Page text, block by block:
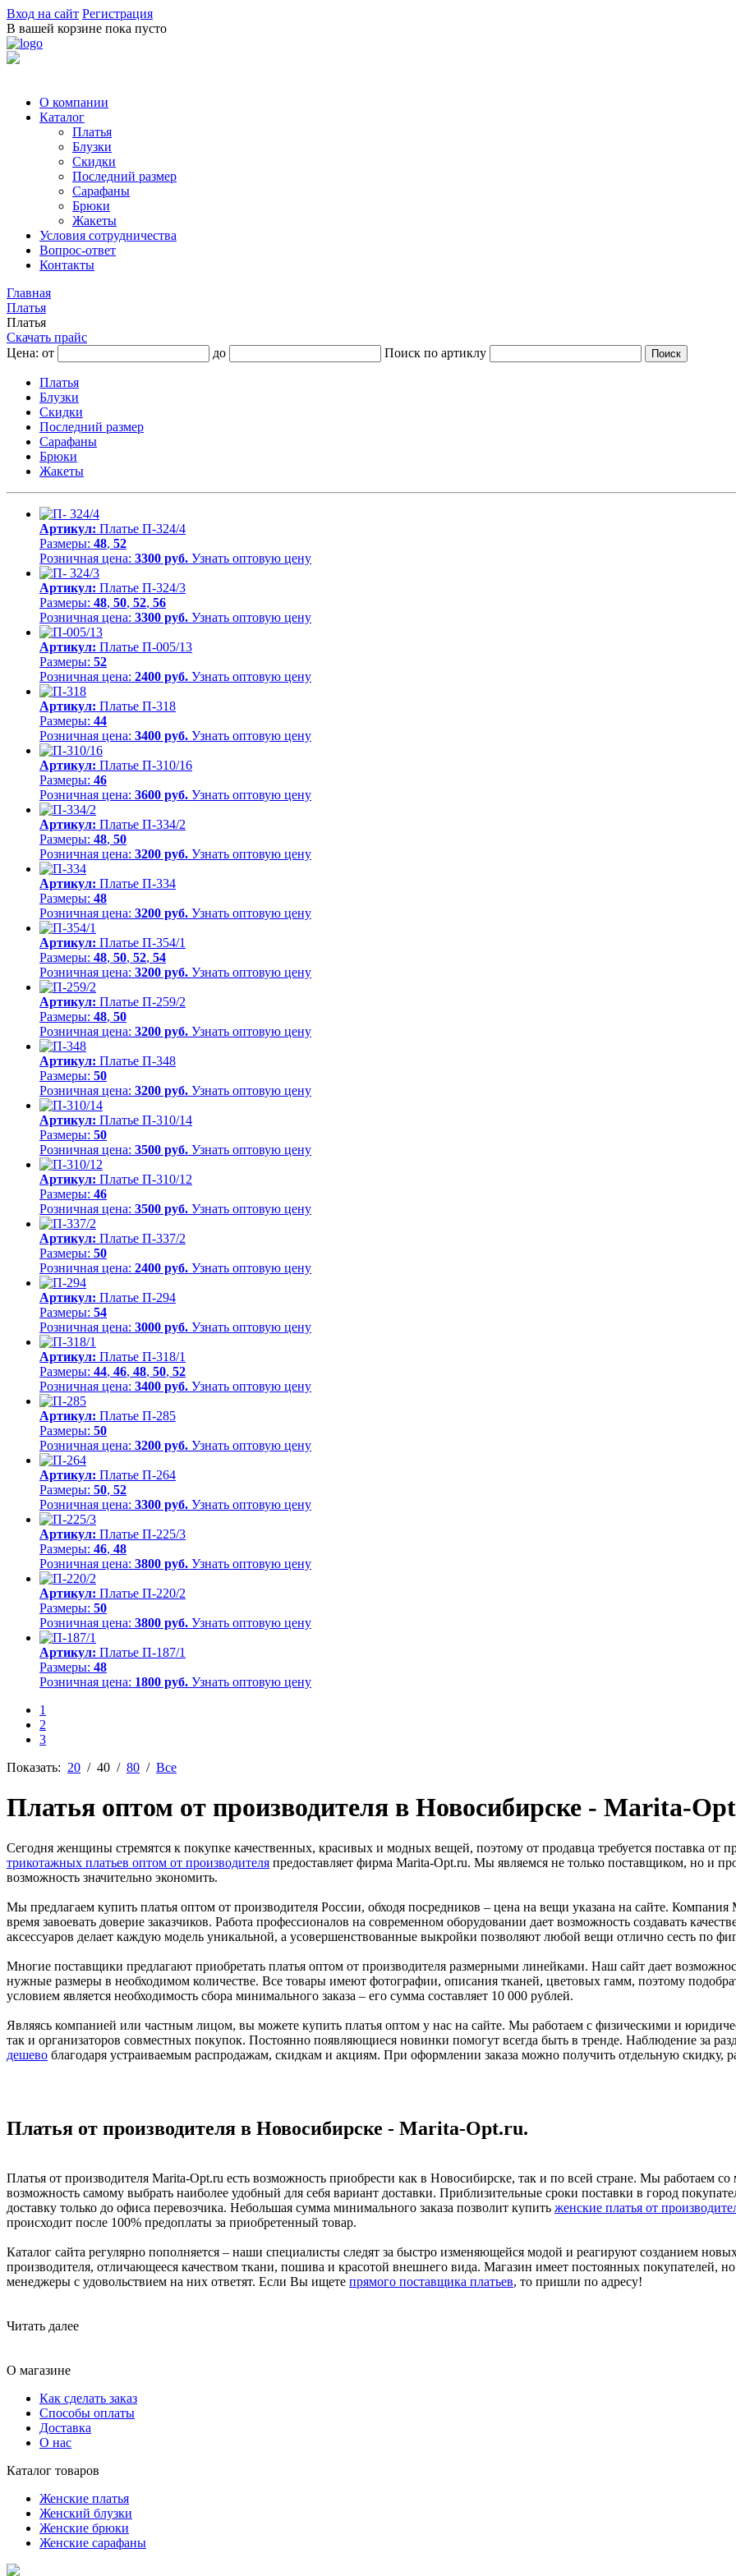
Вход на сайт Регистрация
В вашей корзине пока пусто
О компании
Каталог
Платья
Блузки
Скидки
Последний размер
Сарафаны
Брюки
Жакеты
Условия сотрудничества
Вопрос-ответ
Контакты
Главная
Платья
Платья
Скачать прайс
Цена: от
до Поиск по артиклу
Платья
Блузки
Скидки
Последний размер
Сарафаны
Брюки
Жакеты
Артикул: Платье П-324/4
Размеры: 48, 52
Розничная цена: 3300 руб. Узнать оптовую цену
Артикул: Платье П-324/3
Размеры: 48, 50, 52, 56
Розничная цена: 3300 руб. Узнать оптовую цену
Артикул: Платье П-005/13
Размеры: 52
Розничная цена: 2400 руб. Узнать оптовую цену
Артикул: Платье П-318
Размеры: 44
Розничная цена: 3400 руб. Узнать оптовую цену
Артикул: Платье П-310/16
Размеры: 46
Розничная цена: 3600 руб. Узнать оптовую цену
Артикул: Платье П-334/2
Размеры: 48, 50
Розничная цена: 3200 руб. Узнать оптовую цену
Артикул: Платье П-334
Размеры: 48
Розничная цена: 3200 руб. Узнать оптовую цену
Артикул: Платье П-354/1
Размеры: 48, 50, 52, 54
Розничная цена: 3200 руб. Узнать оптовую цену
Артикул: Платье П-259/2
Размеры: 48, 50
Розничная цена: 3200 руб. Узнать оптовую цену
Артикул: Платье П-348
Размеры: 50
Розничная цена: 3200 руб. Узнать оптовую цену
Артикул: Платье П-310/14
Размеры: 50
Розничная цена: 3500 руб. Узнать оптовую цену
Артикул: Платье П-310/12
Размеры: 46
Розничная цена: 3500 руб. Узнать оптовую цену
Артикул: Платье П-337/2
Размеры: 50
Розничная цена: 2400 руб. Узнать оптовую цену
Артикул: Платье П-294
Размеры: 54
Розничная цена: 3000 руб. Узнать оптовую цену
Артикул: Платье П-318/1
Размеры: 44, 46, 48, 50, 52
Розничная цена: 3400 руб. Узнать оптовую цену
Артикул: Платье П-285
Размеры: 50
Розничная цена: 3200 руб. Узнать оптовую цену
Артикул: Платье П-264
Размеры: 50, 52
Розничная цена: 3300 руб. Узнать оптовую цену
Артикул: Платье П-225/3
Размеры: 46, 48
Розничная цена: 3800 руб. Узнать оптовую цену
Артикул: Платье П-220/2
Размеры: 50
Розничная цена: 3800 руб. Узнать оптовую цену
Артикул: Платье П-187/1
Размеры: 48
Розничная цена: 1800 руб. Узнать оптовую цену
1
2
3
Показать: 20 / 40 / 80 / Все
Платья оптом от производителя в Новосибирске - Marita-
Сегодня женщины стремятся к покупке качественных, красивых и модных вещей, поэтому от продавца требуется поставка
трикотажных платьев оптом от производителя предоставляет фирма Marita-Opt.ru. Мы являемся не только поставщиком, но и
возможность значительно экономить.
Мы предлагаем купить платья оптом от производителя России, обходя посредников – цена на вещи указана на сайте. Компания
время завоевать доверие заказчиков. Работа профессионалов на современном оборудовании дает возможность создавать
аксессуаров делает каждую модель уникальной, а усовершенствованные выкройки позволяют любой вещи отлично сесть по
Многие поставщики предлагают приобретать платья оптом от производителя размерными линейками. Наш сайт дает
нужные размеры в необходимом количестве. Все товары имеют фотографии, описания тканей, цветовых гамм, поэтому
условием является необходимость сбора минимального заказа – его сумма составляет 10 000 рублей.
Являясь компанией или частным лицом, вы можете купить платья оптом у нас на сайте. Мы работаем с физическими и
так и организаторов совместных покупок. Постоянно появляющиеся новинки помогут всегда быть в тренде. Наблюдение за
дешево благодаря устраиваемым распродажам, скидкам и акциям. При оформлении заказа можно получить отдельную скидку,
Платья от производителя в Новосибирске - Marita-Opt.ru.
Платья от производителя Marita-Opt.ru есть возможность приобрести как в Новосибирске, так и по всей стране. Мы работаем
возможность самому выбрать наиболее удобный для себя вариант доставки. Приблизительные сроки поставки в город
доставку только до офиса перевозчика. Небольшая сумма минимального заказа позволит купить женские платья от
происходит после 100% предоплаты за приобретенный товар.
Каталог сайта регулярно пополняется – наши специалисты следят за быстро изменяющейся модой и реагируют созданием
производителя, отличающееся качеством ткани, пошива и красотой внешнего вида. Магазин имеет постоянных покупателей,
менеджеры с удовольствием на них ответят. Если Вы ищете прямого поставщика платьев, то пришли по адресу!
Читать далее
О магазине
Как сделать заказ
Способы оплаты
Доставка
О нас
Каталог товаров
Женские платья
Женский блузки
Женские брюки
Женские сарафаны